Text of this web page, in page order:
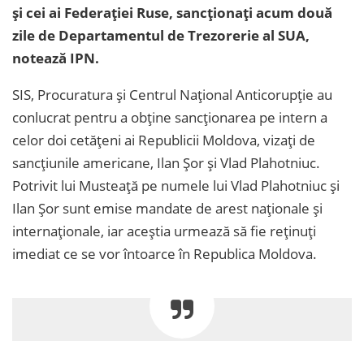
și cei ai Federației Ruse, sancționați acum două
zile de Departamentul de Trezorerie al SUA,
notează IPN.
SIS, Procuratura și Centrul Național Anticorupție au
conlucrat pentru a obține sancționarea pe intern a
celor doi cetățeni ai Republicii Moldova, vizați de
sancțiunile americane, Ilan Șor și Vlad Plahotniuc.
Potrivit lui Musteață pe numele lui Vlad Plahotniuc și
Ilan Șor sunt emise mandate de arest naționale și
internaționale, iar aceștia urmează să fie reținuți
imediat ce se vor întoarce în Republica Moldova.